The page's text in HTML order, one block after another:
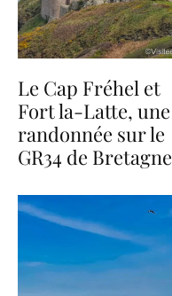
Le Cap Fréhel et
Fort la-Latte, une
randonnée sur le
GR34 de Bretagne